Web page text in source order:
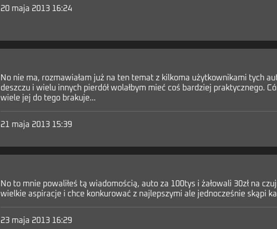
20 maja 2013 16:24
No nie ma, rozmawiałam już na ten temat z kilkoma użytkownikami tych
deszczu i wielu innych pierdół wolałbym mieć coś bardziej praktycznego.
wiele jej do tego brakuje...
21 maja 2013 15:39
No to mnie powaliłeś tą wiadomością, auto za 100tys i żałowali 30zł na
wielkie aspiracje i chce konkurować z najlepszymi ale jednocześnie skąpi
23 maja 2013 16:29